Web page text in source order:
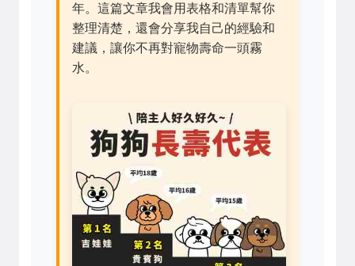
年。這篇文章我會用表格和清單幫你
整理清楚，還會分享我自己的經驗和
建議，讓你不再對寵物壽命一頭霧
水。